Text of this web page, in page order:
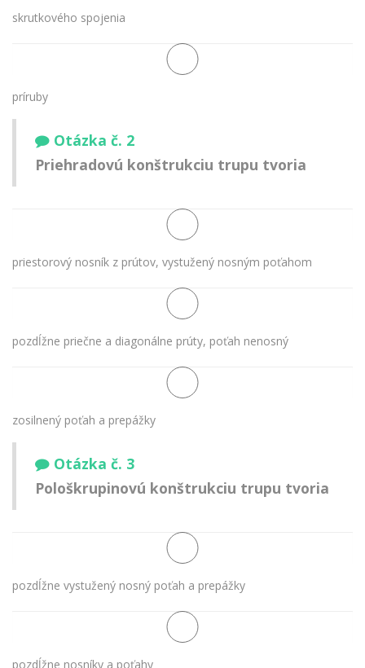
skrutkového spojenia
príruby
Otázka č. 2
Priehradovú konštrukciu trupu tvoria
priestorový nosník z prútov, vystužený nosným poťahom
pozdĺžne priečne a diagonálne prúty, poťah nenosný
zosilnený poťah a prepážky
Otázka č. 3
Pološkrupinovú konštrukciu trupu tvoria
pozdĺžne vystužený nosný poťah a prepážky
pozdĺžne nosníky a poťahy